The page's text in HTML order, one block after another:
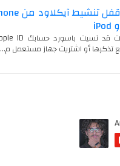
تذكرها أو اشتريت جهاز مستعمل م…